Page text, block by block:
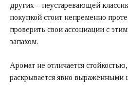
других – неустаревающей
покупкой стоит непременно
проверить свои ассоциации с
запахом.
Аромат не отличается
раскрывается явно выраженными